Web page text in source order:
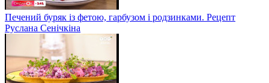
Печений буряк із фетою, гарбузом і родзинками. Рецепт
Руслана Сенічкіна